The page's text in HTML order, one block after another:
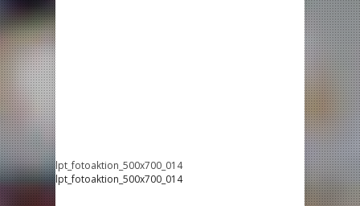
lpt_fotoaktion_500x700_014
lpt_fotoaktion_500x700_014